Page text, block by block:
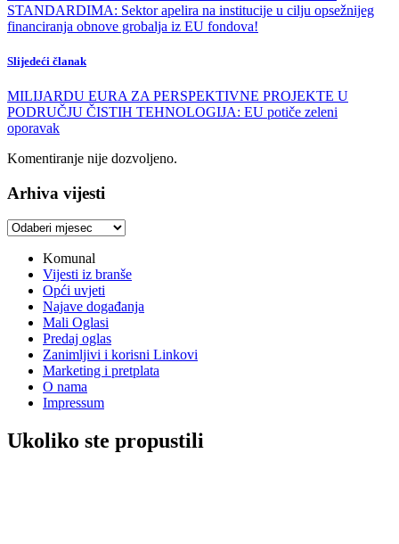
STANDARDIMA: Sektor apelira na institucije u cilju opsežnijeg
financiranja obnove grobalja iz EU fondova!
Slijedeći članak
MILIJARDU EURA ZA PERSPEKTIVNE PROJEKTE U
PODRUČJU ČISTIH TEHNOLOGIJA: EU potiče zeleni
oporavak
Komentiranje nije dozvoljeno.
Arhiva vijesti
Arhiva
Komunal
Vijesti iz branše
Opći uvjeti
Najave događanja
Mali Oglasi
Predaj oglas
Zanimljivi i korisni Linkovi
Marketing i pretplata
O nama
Impressum
Ukoliko ste propustili